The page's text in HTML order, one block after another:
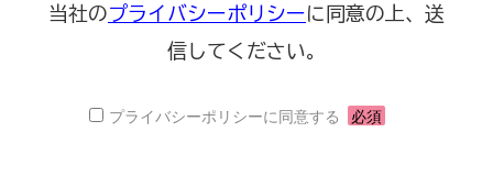
当社のプライバシーポリシーに同意の上、送
信してください。
プライバシーポリシーに同意する 必須